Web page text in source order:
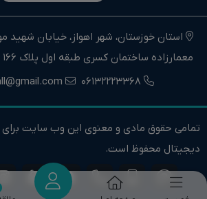
در وبسایت اهواز دیجیتال براحتی خرید آنلاین
کوتاهترین زمان ممکن کالای خود را تحویل
ما وارد کننده مستقیم انواع کامپیوتر،لپ تاپ
اوپن باکس در جنوب غرب کشور هستیم.
خوزستان و جنوب غرب کشور است.
اهواز دیجیتال تنها یک فروشگاه نیست، بلکه
کامپیوتر و لپ تاپ است. تیم مشاوره و
خریداران در انتخاب درست و ارائه خدمات
استان خوزستان، شهر اهواز، خیابان شهید
معمارزاده ساختمان کسری طبقه اول پلاک 166
06132223368
تمامی حقوق مادی و معنوی این وب سایت برای
دیجیتال محفوظ است.